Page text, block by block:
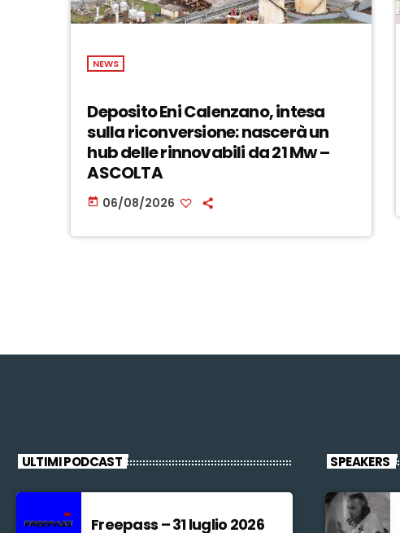
NEWS
Deposito Eni Calenzano, intesa
sulla riconversione: nascerà un
hub delle rinnovabili da 21 Mw –
ASCOLTA
today 06/08/2026
ULTIMI PODCAST
Freepass – 31 luglio 2026
SPEAKERS